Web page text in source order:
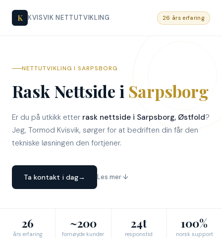
K KVISVIK NETTUTVIKLING 26 års erfaring
NETTUTVIKLING I SARPSBORG
Rask Nettside i Sarpsborg
Er du på utkikk etter rask nettside i Sarpsborg, Østfold?
Jeg, Tormod Kvisvik, sørger for at bedriften din får den
tekniske løsningen den fortjener.
Ta kontakt i dag→ Les mer ↓
26
års erfaring
~200
fornøyde kunder
24t
responstid
100%
norsk support